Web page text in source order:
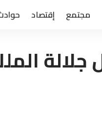
مجتمع إقتصاد
جلالة